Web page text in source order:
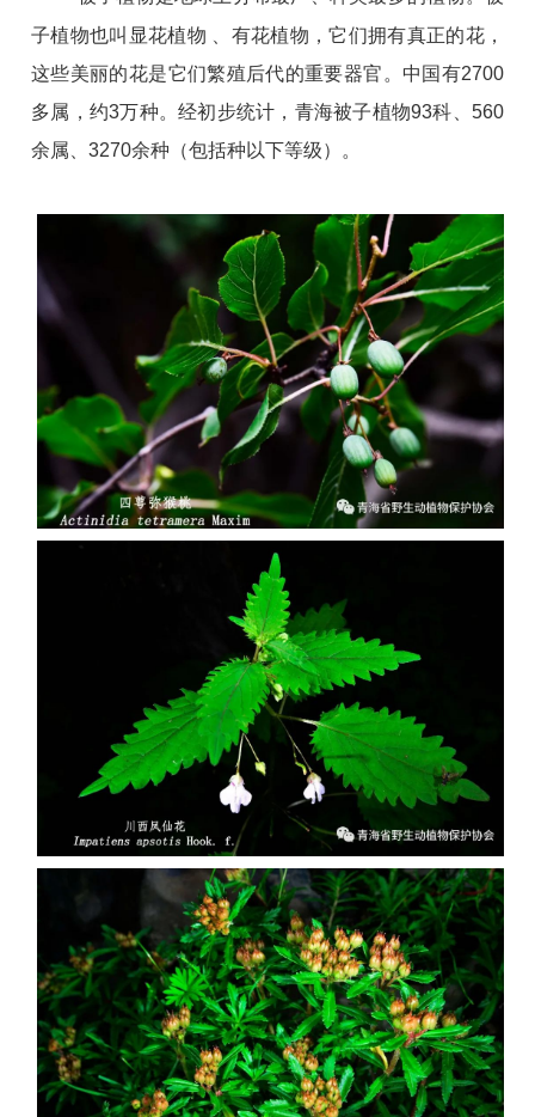
子植物也叫显花植物 、有花植物，它们拥有真正的花，
这些美丽的花是它们繁殖后代的重要器官。 中国有2700
多属，约3万种。经初步统计，青海被子植物93科、 560
余属、3270余种（包括种以下等级）。